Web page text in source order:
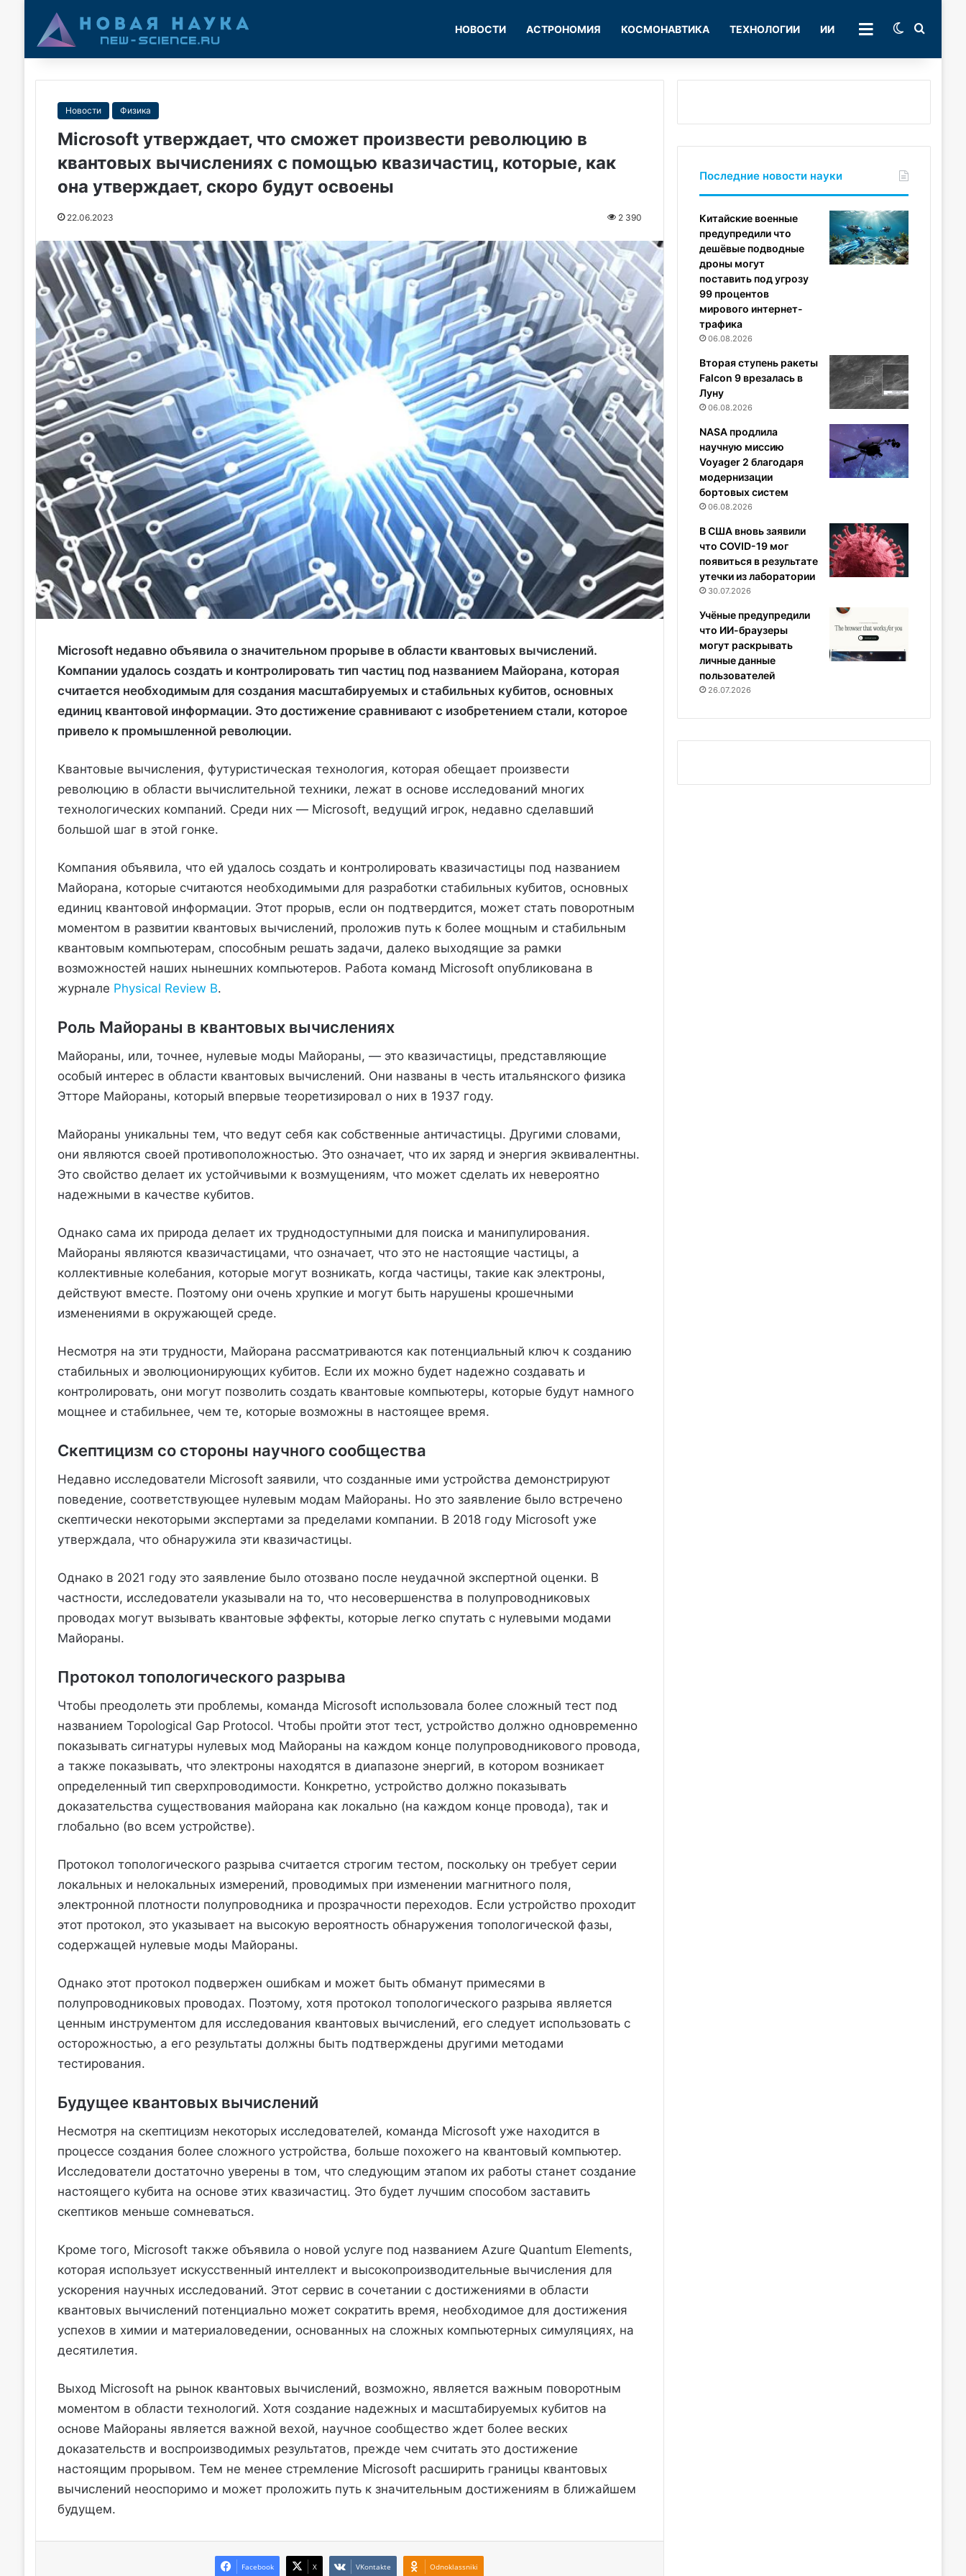
НОВОСТИ АСТРОНОМИЯ КОСМОНАВТИКА ТЕХНОЛОГИИ ИИ РУБРИКИSwitch skin
Новости Физика
Microsoft утверждает, что сможет произвести революцию в
квантовых вычислениях с помощью квазичастиц, которые, как
она утверждает, скоро будут освоены
22.06.2023 2 390
Microsoft недавно объявила о значительном прорыве в области квантовых вычислений.
Компании удалось создать и контролировать тип частиц под названием Майорана, которая
считается необходимым для создания масштабируемых и стабильных кубитов, основных
единиц квантовой информации. Это достижение сравнивают с изобретением стали, которое
привело к промышленной революции.
Квантовые вычисления, футуристическая технология, которая обещает произвести
революцию в области вычислительной техники, лежат в основе исследований многих
технологических компаний. Среди них — Microsoft, ведущий игрок, недавно сделавший
большой шаг в этой гонке.
Компания объявила, что ей удалось создать и контролировать квазичастицы под названием
Майорана, которые считаются необходимыми для разработки стабильных кубитов, основных
единиц квантовой информации. Этот прорыв, если он подтвердится, может стать поворотным
моментом в развитии квантовых вычислений, проложив путь к более мощным и стабильным
квантовым компьютерам, способным решать задачи, далеко выходящие за рамки
возможностей наших нынешних компьютеров. Работа команд Microsoft опубликована в
журнале Physical Review B.
Роль Майораны в квантовых вычислениях
Майораны, или, точнее, нулевые моды Майораны, — это квазичастицы, представляющие
особый интерес в области квантовых вычислений. Они названы в честь итальянского физика
Этторе Майораны, который впервые теоретизировал о них в 1937 году.
Майораны уникальны тем, что ведут себя как собственные античастицы. Другими словами,
они являются своей противоположностью. Это означает, что их заряд и энергия эквивалентны.
Это свойство делает их устойчивыми к возмущениям, что может сделать их невероятно
надежными в качестве кубитов.
Однако сама их природа делает их труднодоступными для поиска и манипулирования.
Майораны являются квазичастицами, что означает, что это не настоящие частицы, а
коллективные колебания, которые могут возникать, когда частицы, такие как электроны,
действуют вместе. Поэтому они очень хрупкие и могут быть нарушены крошечными
изменениями в окружающей среде.
Несмотря на эти трудности, Майорана рассматриваются как потенциальный ключ к созданию
стабильных и эволюционирующих кубитов. Если их можно будет надежно создавать и
контролировать, они могут позволить создать квантовые компьютеры, которые будут намного
мощнее и стабильнее, чем те, которые возможны в настоящее время.
Скептицизм со стороны научного сообщества
Недавно исследователи Microsoft заявили, что созданные ими устройства демонстрируют
поведение, соответствующее нулевым модам Майораны. Но это заявление было встречено
скептически некоторыми экспертами за пределами компании. В 2018 году Microsoft уже
утверждала, что обнаружила эти квазичастицы.
Однако в 2021 году это заявление было отозвано после неудачной экспертной оценки. В
частности, исследователи указывали на то, что несовершенства в полупроводниковых
проводах могут вызывать квантовые эффекты, которые легко спутать с нулевыми модами
Майораны.
Протокол топологического разрыва
Чтобы преодолеть эти проблемы, команда Microsoft использовала более сложный тест под
названием Topological Gap Protocol. Чтобы пройти этот тест, устройство должно одновременно
показывать сигнатуры нулевых мод Майораны на каждом конце полупроводникового провода,
а также показывать, что электроны находятся в диапазоне энергий, в котором возникает
определенный тип сверхпроводимости. Конкретно, устройство должно показывать
доказательства существования майорана как локально (на каждом конце провода), так и
глобально (во всем устройстве).
Протокол топологического разрыва считается строгим тестом, поскольку он требует серии
локальных и нелокальных измерений, проводимых при изменении магнитного поля,
электронной плотности полупроводника и прозрачности переходов. Если устройство проходит
этот протокол, это указывает на высокую вероятность обнаружения топологической фазы,
содержащей нулевые моды Майораны.
Однако этот протокол подвержен ошибкам и может быть обманут примесями в
полупроводниковых проводах. Поэтому, хотя протокол топологического разрыва является
ценным инструментом для исследования квантовых вычислений, его следует использовать с
осторожностью, а его результаты должны быть подтверждены другими методами
тестирования.
Будущее квантовых вычислений
Несмотря на скептицизм некоторых исследователей, команда Microsoft уже находится в
процессе создания более сложного устройства, больше похожего на квантовый компьютер.
Исследователи достаточно уверены в том, что следующим этапом их работы станет создание
настоящего кубита на основе этих квазичастиц. Это будет лучшим способом заставить
скептиков меньше сомневаться.
Кроме того, Microsoft также объявила о новой услуге под названием Azure Quantum Elements,
которая использует искусственный интеллект и высокопроизводительные вычисления для
ускорения научных исследований. Этот сервис в сочетании с достижениями в области
квантовых вычислений потенциально может сократить время, необходимое для достижения
успехов в химии и материаловедении, основанных на сложных компьютерных симуляциях, на
десятилетия.
Выход Microsoft на рынок квантовых вычислений, возможно, является важным поворотным
моментом в области технологий. Хотя создание надежных и масштабируемых кубитов на
основе Майораны является важной вехой, научное сообщество ждет более веских
доказательств и воспроизводимых результатов, прежде чем считать это достижение
настоящим прорывом. Тем не менее стремление Microsoft расширить границы квантовых
вычислений неоспоримо и может проложить путь к значительным достижениям в ближайшем
будущем.
Facebook X VKontakte Odnoklassniki
Последние новости науки
Китайские военные
предупредили что
дешёвые подводные
дроны могут
поставить под угрозу
99 процентов
мирового интернет-
трафика
06.08.2026
Вторая ступень ракеты
Falcon 9 врезалась в
Луну
06.08.2026
NASA продлила
научную миссию
Voyager 2 благодаря
модернизации
бортовых систем
06.08.2026
В США вновь заявили
что COVID-19 мог
появиться в результате
утечки из лаборатории
30.07.2026
Учёные предупредили
что ИИ-браузеры
могут раскрывать
личные данные
пользователей
26.07.2026